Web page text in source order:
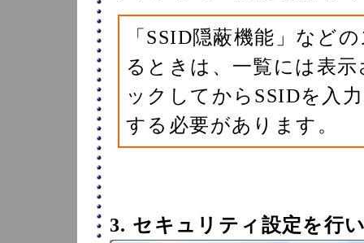
「SSID隠蔽機能」など
るときは、一覧には表
ックしてからSSIDを入
する必要があります。
3. セキュリティ設定を行